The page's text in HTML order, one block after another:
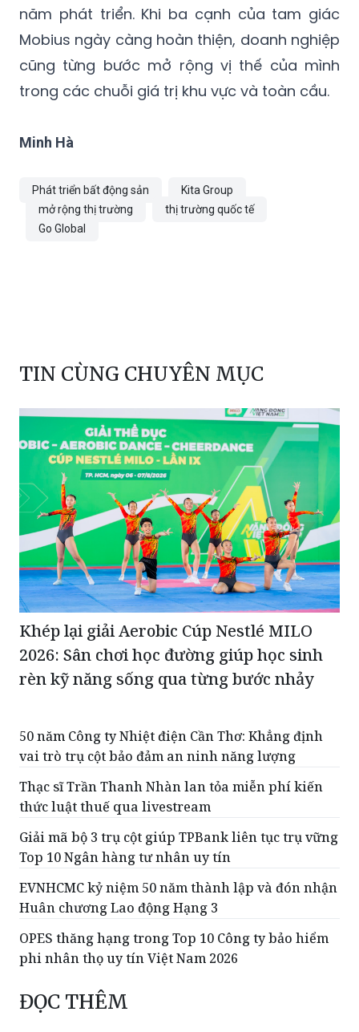
năm phát triển. Khi ba cạnh của tam giác
Mobius ngày càng hoàn thiện, doanh nghiệp
cũng từng bước mở rộng vị thế của mình
trong các chuỗi giá trị khu vực và toàn cầu.
Minh Hà
Phát triển bất động sản
Kita Group
mở rộng thị trường
thị trường quốc tế
Go Global
TIN CÙNG CHUYÊN MỤC
Khép lại giải Aerobic Cúp Nestlé MILO
2026: Sân chơi học đường giúp học sinh
rèn kỹ năng sống qua từng bước nhảy
50 năm Công ty Nhiệt điện Cần Thơ: Khẳng định
vai trò trụ cột bảo đảm an ninh năng lượng
Thạc sĩ Trần Thanh Nhàn lan tỏa miễn phí kiến
thức luật thuế qua livestream
Giải mã bộ 3 trụ cột giúp TPBank liên tục trụ vững
Top 10 Ngân hàng tư nhân uy tín
EVNHCMC kỷ niệm 50 năm thành lập và đón nhận
Huân chương Lao động Hạng 3
OPES thăng hạng trong Top 10 Công ty bảo hiểm
phi nhân thọ uy tín Việt Nam 2026
ĐỌC THÊM